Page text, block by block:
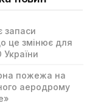
запаси
це змінює для
України
пожежа на
аеродрому